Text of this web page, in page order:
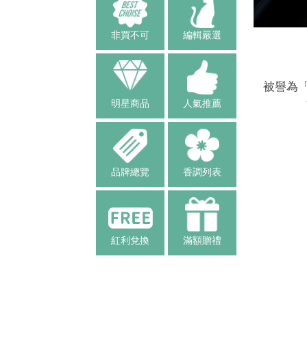
非買不可 編輯嚴選
明星商品 人氣推薦
品牌總覽 香調列表
紅利兌換 滿額贈禮
被譽為